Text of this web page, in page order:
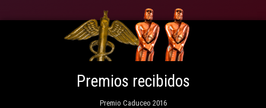
Premios recibidos
Premio Caduceo 2016